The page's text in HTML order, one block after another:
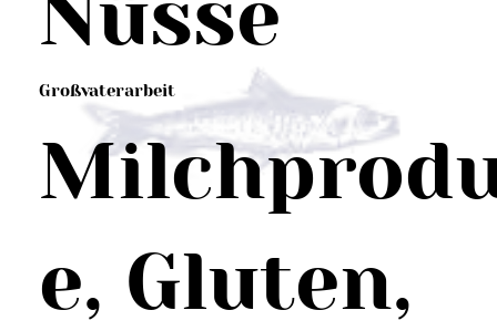
Großvaterarbeit
e, Gluten,